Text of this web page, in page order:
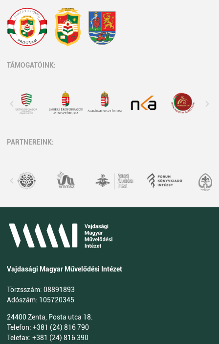
TÁMOGATÓINK:
PARTNEREINK:
Vajdasági Magyar Művelődési Intézet
Törzsszám: 08891893
Adószám: 105720345
24400 Zenta, Posta utca 18.
Telefon: +381 (24) 816 790
Telefax: +381 (24) 816 390